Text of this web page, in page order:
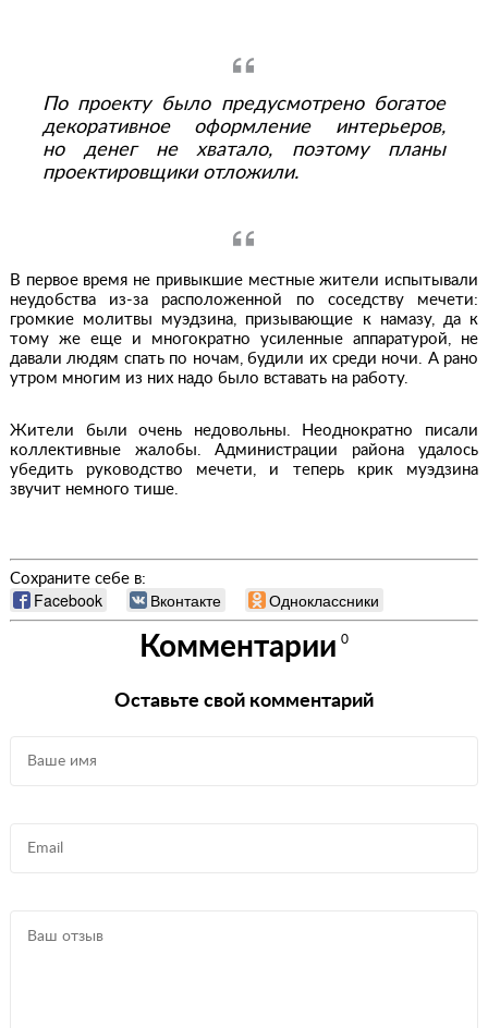
По проекту было предусмотрено богатое
декоративное оформление интерьеров,
но денег не хватало, поэтому планы
проектировщики отложили.
В первое время не привыкшие местные жители испытывали
неудобства из-за расположенной по соседству мечети:
громкие молитвы муэдзина, призывающие к намазу, да к
тому же еще и многократно усиленные аппаратурой, не
давали людям спать по ночам, будили их среди ночи. А рано
утром многим из них надо было вставать на работу.
Жители были очень недовольны. Неоднократно писали
коллективные жалобы. Администрации района удалось
убедить руководство мечети, и теперь крик муэдзина
звучит немного тише.
Сохраните себе в:
Facebook Вконтакте Одноклассники
Комментарии 0
Оставьте свой комментарий